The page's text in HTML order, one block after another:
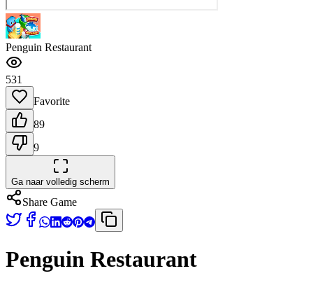
Penguin Restaurant
531
Favorite
89
9
Ga naar volledig scherm
Share Game
Penguin Restaurant